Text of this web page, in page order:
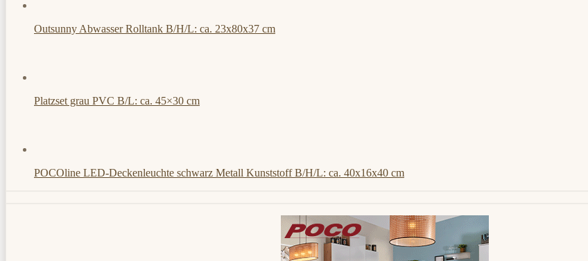
Outsunny Abwasser Rolltank B/H/L: ca. 23x80x37 cm
Platzset grau PVC B/L: ca. 45×30 cm
POCOline LED-Deckenleuchte schwarz Metall Kunststoff B/H/L: ca. 40x16x40 cm